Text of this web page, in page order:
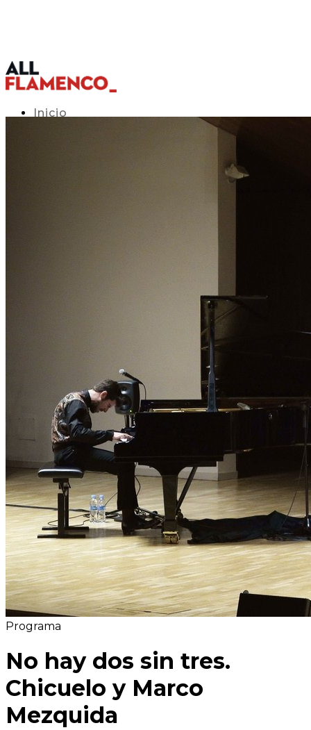
Inicio
Programa
No hay dos sin tres.
Chicuelo y Marco
Mezquida